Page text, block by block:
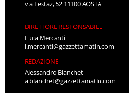
via Festaz, 52 11100 AOSTA
DIRETTORE RESPONSABILE
Luca Mercanti
l.mercanti@gazzettamatin.com
REDAZIONE
Alessandro Bianchet
a.bianchet@gazzettamatin.com